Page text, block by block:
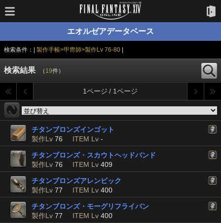
エオルゼアデータベース
検索条件：| 製作手帳>甲冑師>製作Lv 76-80|
検索結果 （ 19件）
1ページ / 1ページ
チタンブロンズインゴット
製作Lv 76 ITEM Lv -
チタンブロンズ・スカウトヘッドバンド
製作Lv 76 ITEM Lv 409
チタンブロンズアレンビック
製作Lv 77 ITEM Lv 400
チタンブロンズ・モーグリフライパン
製作Lv 77 ITEM Lv 400